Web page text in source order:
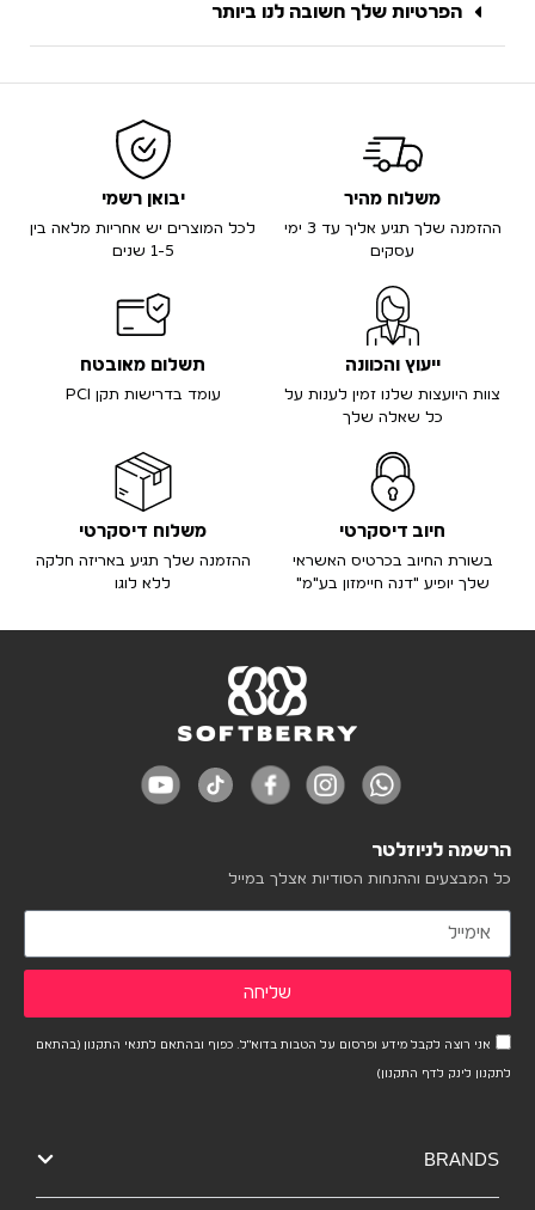
הפרטיות שלך חשובה לנו ביותר
משלוח מהיר
ההזמנה שלך תגיע אליך עד 3 ימי
עסקים
יבואן רשמי
לכל המוצרים יש אחריות מלאה בין
1-5 שנים
ייעוץ והכוונה
צוות היועצות שלנו זמין לענות על
כל שאלה שלך
תשלום מאובטח
עומד בדרישות תקן PCI
חיוב דיסקרטי
בשורת החיוב בכרטיס האשראי
שלך יופיע "דנה חיימזון בע"מ"
משלוח דיסקרטי
ההזמנה שלך תגיע באריזה חלקה
ללא לוגו
הרשמה לניוזלטר
כל המבצעים וההנחות הסודיות אצלך במייל
אני רוצה לקבל מידע ופרסום על הטבות בדוא"ל. כפוף ובהתאם לתנאי התקנון (בהתאם
לתקנון לינק לדף התקנון)
שליחה
BRANDS